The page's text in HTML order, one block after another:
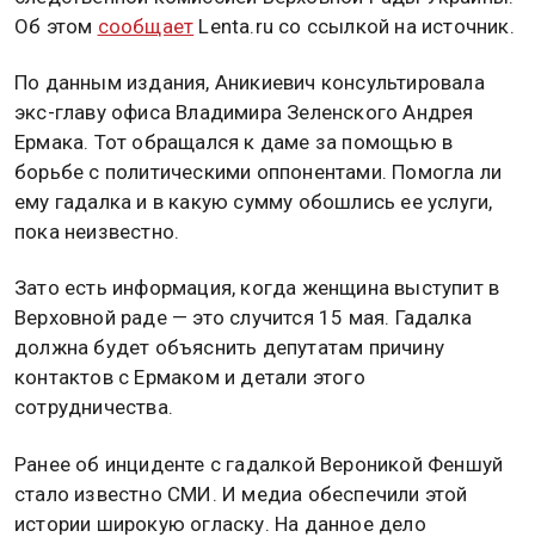
Об этом сообщает Lenta.ru со ссылкой на источник.
По данным издания, Аникиевич консультировала
экс-главу офиса Владимира Зеленского Андрея
Ермака. Тот обращался к даме за помощью в
борьбе с политическими оппонентами. Помогла ли
ему гадалка и в какую сумму обошлись ее услуги,
пока неизвестно.
Зато есть информация, когда женщина выступит в
Верховной раде — это случится 15 мая. Гадалка
должна будет объяснить депутатам причину
контактов с Ермаком и детали этого
сотрудничества.
Ранее об инциденте с гадалкой Вероникой Феншуй
стало известно СМИ. И медиа обеспечили этой
истории широкую огласку. На данное дело